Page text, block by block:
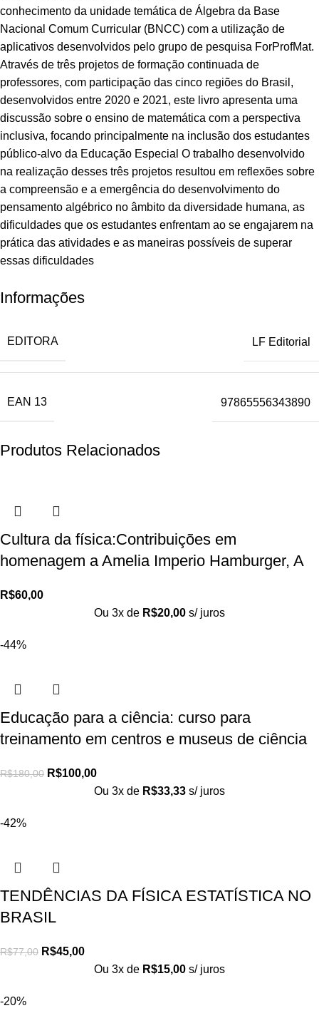
conhecimento da unidade temática de Álgebra da Base
Nacional Comum Curricular (BNCC) com a utilização de
aplicativos desenvolvidos pelo grupo de pesquisa ForProfMat.
Através de três projetos de formação continuada de
professores, com participação das cinco regiões do Brasil,
desenvolvidos entre 2020 e 2021, este livro apresenta uma
discussão sobre o ensino de matemática com a perspectiva
inclusiva, focando principalmente na inclusão dos estudantes
público-alvo da Educação Especial O trabalho desenvolvido
na realização desses três projetos resultou em reflexões sobre
a compreensão e a emergência do desenvolvimento do
pensamento algébrico no âmbito da diversidade humana, as
dificuldades que os estudantes enfrentam ao se engajarem na
prática das atividades e as maneiras possíveis de superar
essas dificuldades
Informações
EDITORA LF Editorial
EAN 13 97865556343890
Produtos Relacionados
Cultura da física:Contribuições em
homenagem a Amelia Imperio Hamburger, A
R$60,00
Ou 3x de R$20,00 s/ juros
-44%
Educação para a ciência: curso para
treinamento em centros e museus de ciência
R$180,00 R$100,00
Ou 3x de R$33,33 s/ juros
-42%
TENDÊNCIAS DA FÍSICA ESTATÍSTICA NO
BRASIL
R$77,00 R$45,00
Ou 3x de R$15,00 s/ juros
-20%